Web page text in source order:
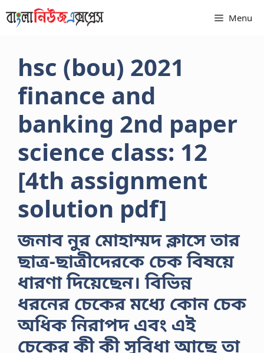
to
Menu
hsc (bou) 2021
finance and
banking 2nd paper
science class: 12
[4th assignment
solution pdf]
জনাব নুর মােহাম্মদ ক্লাসে তার
ছাত্র-ছাত্রীদেরকে চেক বিষয়ে
ধারণা দিয়েছেন। বিভিন্ন
ধরনের চেকের মধ্যে কোন চেক
অধিক নিরাপদ এবং এই
চেকের কী কী সুবিধা আছে তা